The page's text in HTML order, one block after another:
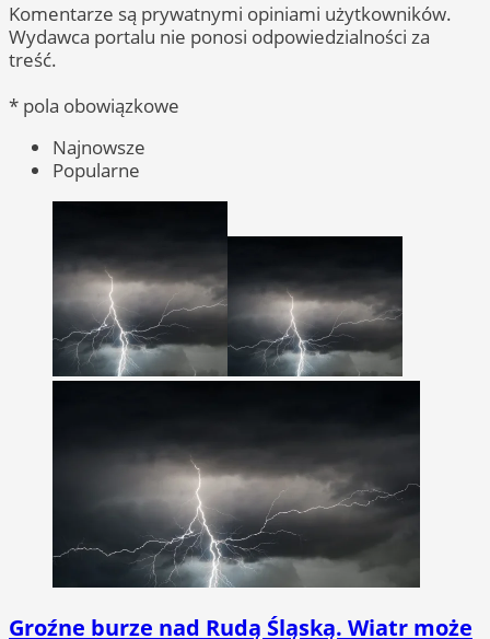
Komentarze są prywatnymi opiniami użytkowników.
Wydawca portalu nie ponosi odpowiedzialności za
treść.
* pola obowiązkowe
Najnowsze
Popularne
Groźne burze nad Rudą Śląską. Wiatr może